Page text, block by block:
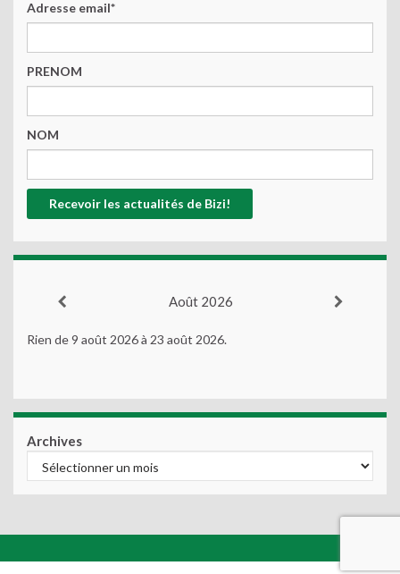
Adresse email*
PRENOM
NOM
Août 2026
Rien de 9 août 2026 à 23 août 2026.
Archives